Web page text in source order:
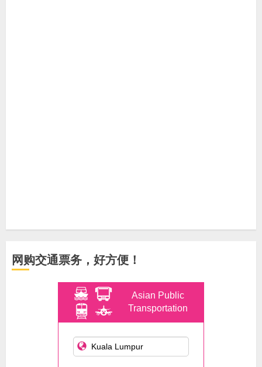
网购交通票务，好方便！
Asian Public
Transportation